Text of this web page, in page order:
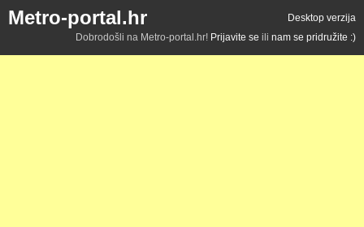
Metro-portal.hr
Desktop verzija
Dobrodošli na Metro-portal.hr! Prijavite se ili nam se pridružite :)